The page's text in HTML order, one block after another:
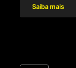
Saiba mais